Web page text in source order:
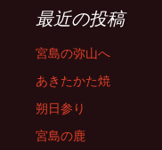
最近の投稿
宮島の弥山へ
あきたかた焼
朔日参り
宮島の鹿